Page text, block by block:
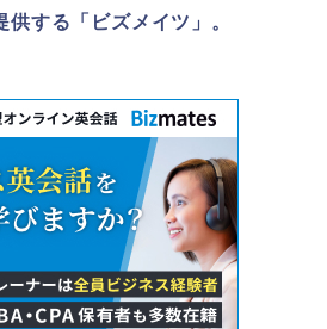
する「ビズメイツ」。